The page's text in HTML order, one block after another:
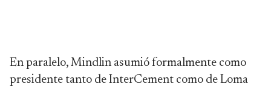
En paralelo, Mindlin asumió formalmente como
presidente tanto de InterCement como de Loma